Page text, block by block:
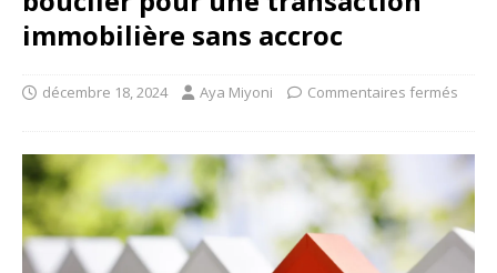
immobilière sans accroc
décembre 18, 2024 Aya Miyoni Commentaires fermés